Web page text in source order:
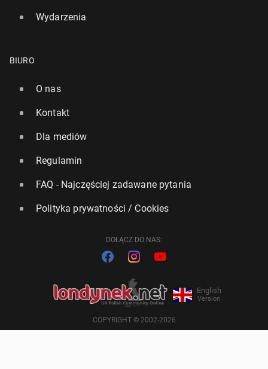
Wydarzenia
BIURO
O nas
Kontakt
Dla mediów
Regulamin
FAQ - Najczęściej zadawane pytania
Polityka prywatności / Cookies
DOŁĄCZ DO NAS:
English
Version
COPYRIGHT © 2002-2026